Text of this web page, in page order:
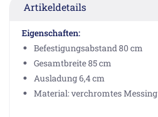
Artikeldetails
Eigenschaften:
Befestigungsabstand 80 cm
Gesamtbreite 85 cm
Ausladung 6,4 cm
Material: verchromtes Messing